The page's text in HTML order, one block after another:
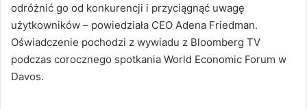
odróżnić go od konkurencji i przyciągnąć uwagę
użytkowników – powiedziała CEO Adena Friedman.
Oświadczenie pochodzi z wywiadu z Bloomberg TV
podczas corocznego spotkania World Economic Forum w
Davos.